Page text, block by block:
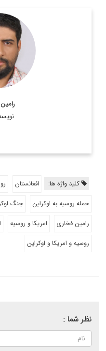
کارشناسی علوم سیاسی و
کلید واژه ها: افغانستان
حمله روسیه به اوکراین
جنگ
رامین فخاری
امریکا و روسیه
روسیه و امریکا و اوکراین
نظر شما :